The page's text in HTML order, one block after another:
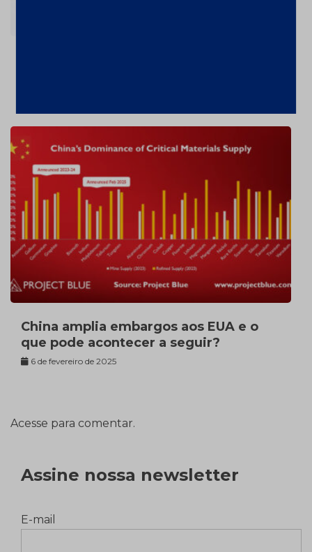
China amplia embargos aos EUA e o
que pode acontecer a seguir?
6 de fevereiro de 2025
Acesse para comentar.
Assine nossa newsletter
E-mail